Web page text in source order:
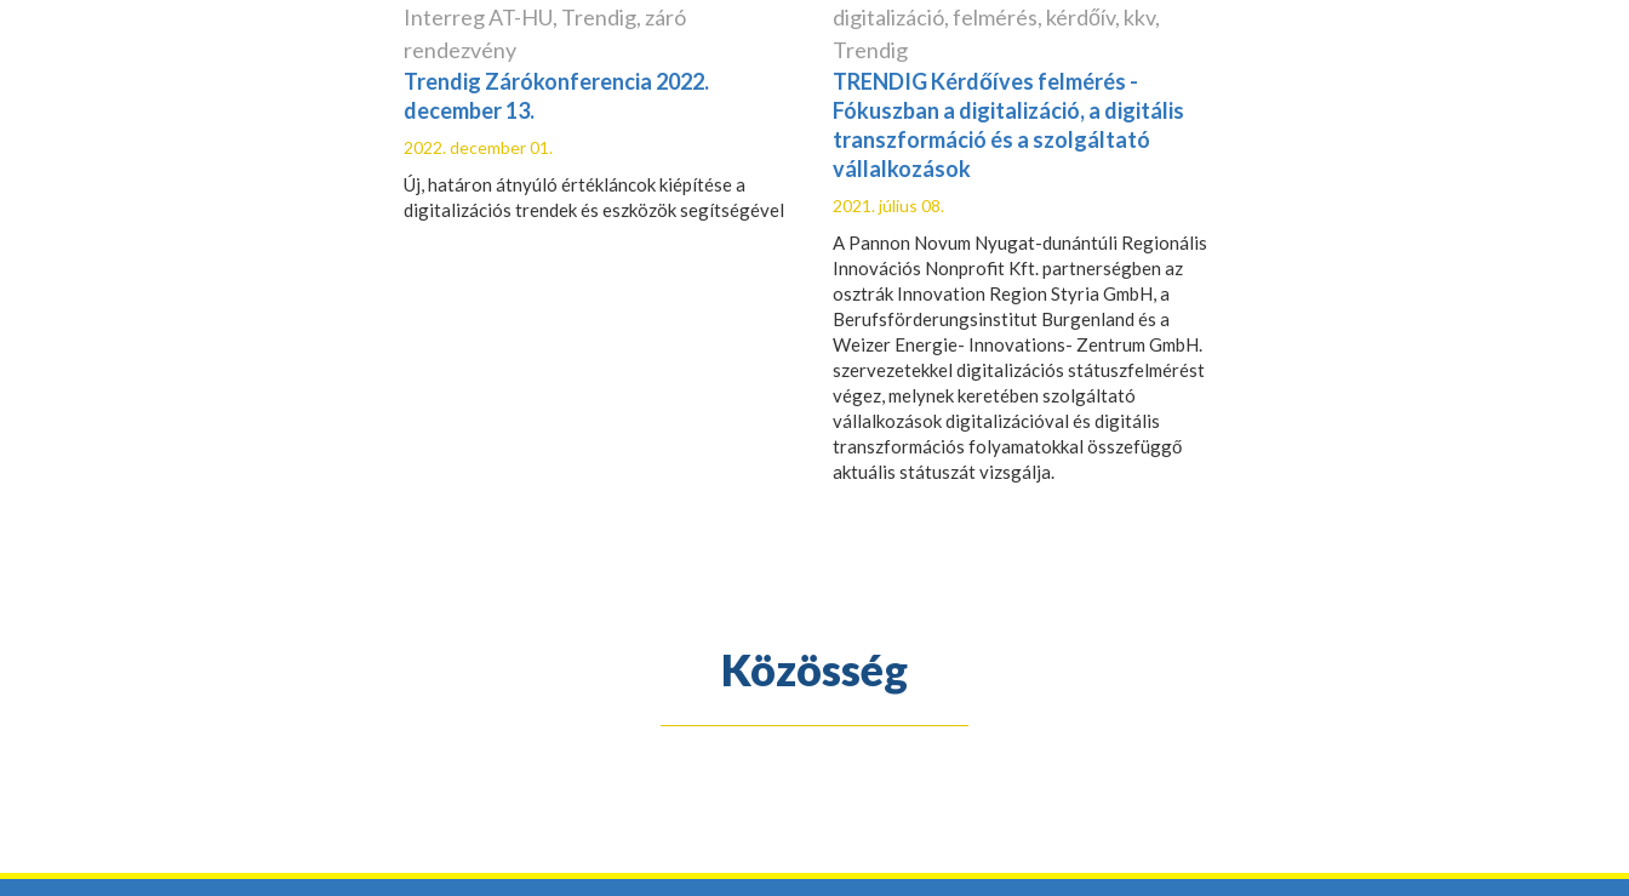
Interreg AT-HU, Trendig, záró
rendezvény
Trendig Zárókonferencia 2022.
december 13.
2022. december 01.
Új, határon átnyúló értékláncok kiépítése a
digitalizációs trendek és eszközök segítségével
digitalizáció,felmérés, kérdőív, kkv,
Trendig
TRENDIG Kérdőíves felmérés -
Fókuszban a digitalizáció, a digitális
transzformáció és a szolgáltató
vállalkozások
2021. július 08.
A Pannon Novum Nyugat-dunántúli Regionális
Innovációs Nonprofit Kft. partnerségben az
osztrák Innovation Region Styria GmbH, a
Berufsförderungsinstitut Burgenland és a
Weizer Energie- Innovations- Zentrum GmbH.
szervezetekkel digitalizációs státuszfelmérést
végez, melynek keretében szolgáltató
vállalkozások digitalizációval és digitális
transzformációs folyamatokkal összefüggő
aktuális státuszát vizsgálja.
Közösség